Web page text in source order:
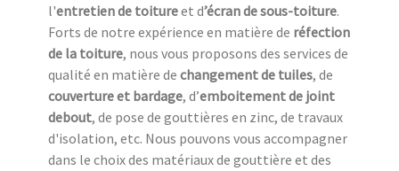
l'entretien de toitureet d’écran de sous-toiture.
Forts de notre expérience en matière de réfection
de la toiture, nous vous proposons des services de
qualité en matière de changement de tuiles, de
couverture et bardage, d’emboitement de joint
debout, de pose de gouttières en zinc, de travaux
d'isolation, etc. Nous pouvons vous accompagner
dans le choix des matériaux de gouttière et des